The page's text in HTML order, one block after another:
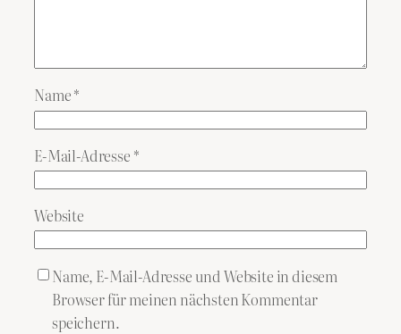
Name*
E-Mail-Adresse *
Website
Name, E-Mail-Adresse und Website in diesem
Browser für meinen nächsten Kommentar
speichern.